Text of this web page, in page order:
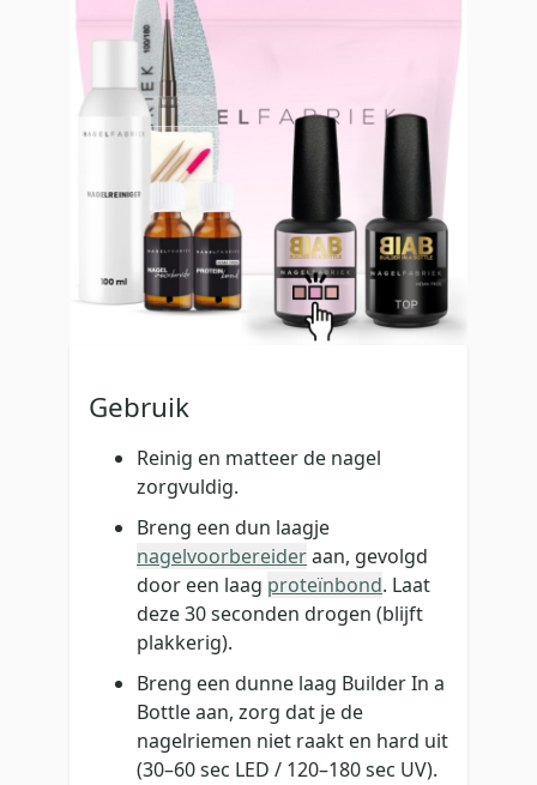
Gebruik
Reinig en matteer de nagel
zorgvuldig.
Breng een dun laagje
nagelvoorbereideraan, gevolgd
door een laag proteïnbond. Laat
deze 30 seconden drogen (blijft
plakkerig).
Breng een dunne laag Builder In a
Bottle aan, zorg dat je de
nagelriemen niet raakt en hard uit
(30–60 sec LED / 120–180 sec UV).